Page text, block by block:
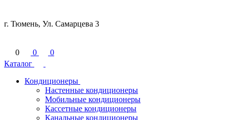
г. Тюмень, Ул. Самарцева 3
0 0
0
Каталог
Кондиционеры
Настенные кондиционеры
Мобильные кондиционеры
Кассетные кондиционеры
Канальные кондиционеры